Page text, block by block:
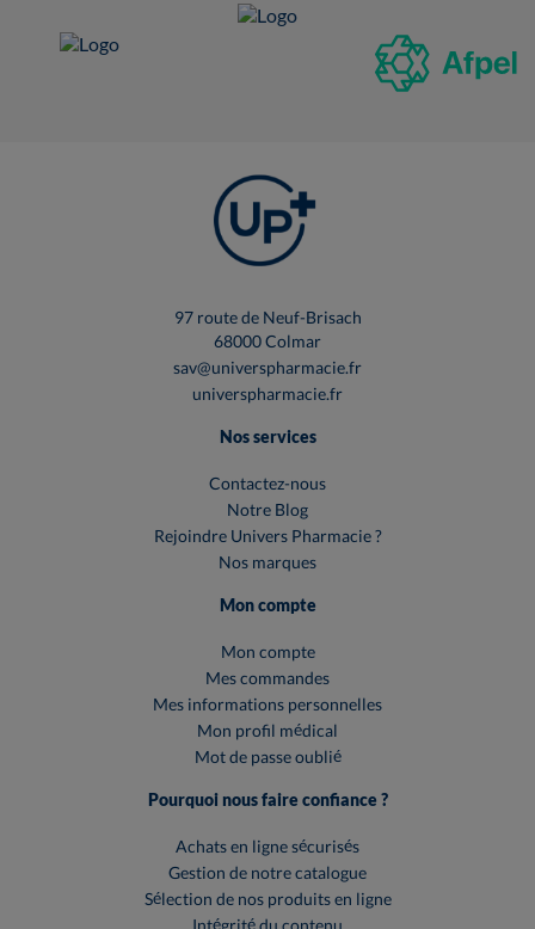
97 route de Neuf-Brisach
68000 Colmar
sav@universpharmacie.fr
universpharmacie.fr
Nos services
Contactez-nous
Notre Blog
Rejoindre Univers Pharmacie ?
Nos marques
Mon compte
Mon compte
Mes commandes
Mes informations personnelles
Mon profil médical
Mot de passe oublié
Pourquoi nous faire confiance ?
Achats en ligne sécurisés
Gestion de notre catalogue
Sélection de nos produits en ligne